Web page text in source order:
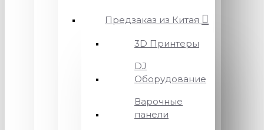
Предзаказ из Китая
3D Принтеры
DJ
Оборудование
Варочные
панели